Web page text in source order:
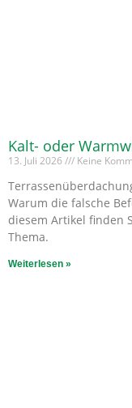
Kalt- oder
13. Juli 2026 Keine
Warum die falsche
diesem Artikel finden
Thema.
Weiterlesen »